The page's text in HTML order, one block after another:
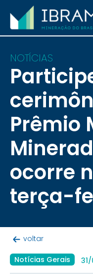
NOTÍCIAS
Prêmio
ocorre
terça-
voltar
Notícias Gerais